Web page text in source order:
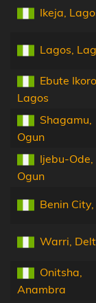
Ikeja,
Lagos,
Ebute
Lagos
Shagamu,
Ogun
Ijebu-Ode,
Ogun
Benin City,
Warri,
Onitsha,
Anambra